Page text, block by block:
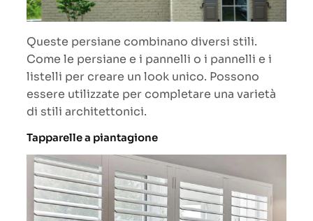
Queste persiane combinano diversi stili.
Come le persiane e i pannelli o i pannelli e i
listelli per creare un look unico. Possono
essere utilizzate per completare una varietà
di stili architettonici.
Tapparelle a piantagione